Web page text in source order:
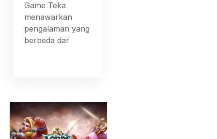
Game Teka
menawarkan
pengalaman yang
berbeda dar